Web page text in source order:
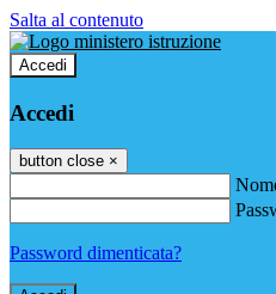
Salta al contenuto
Accedi
Accedi
button close ×
Password dimenticata?